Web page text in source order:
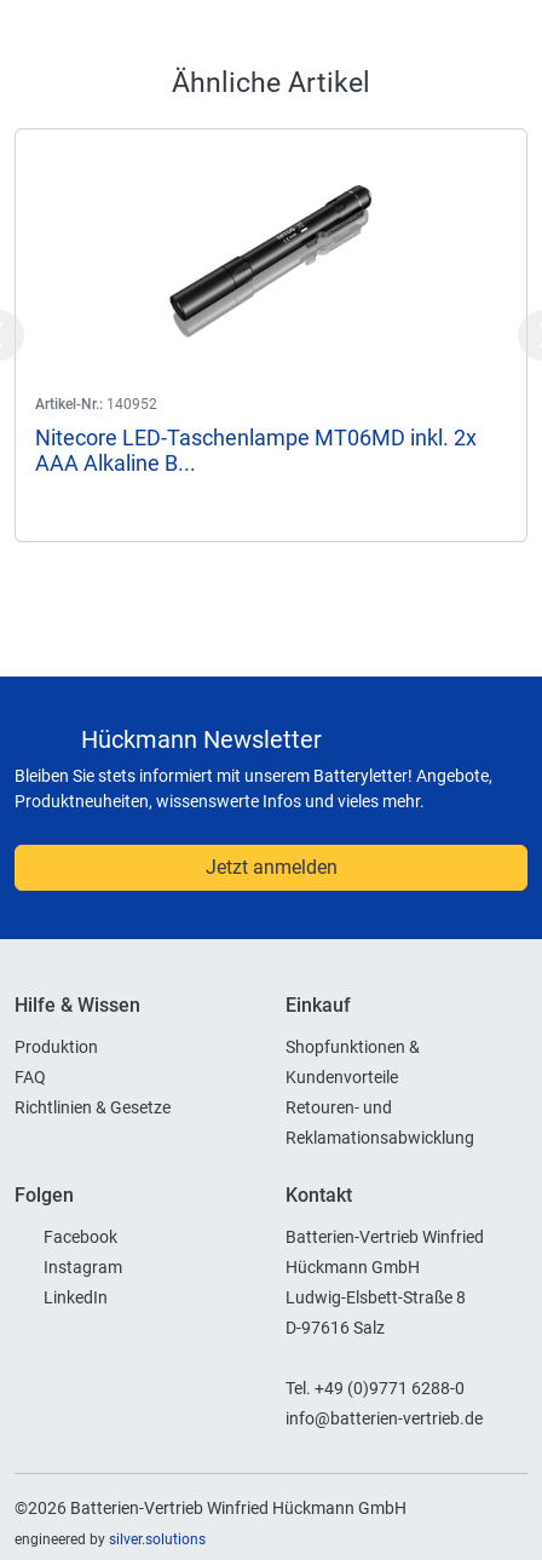
Ähnliche Artikel
Artikel-Nr.: 140952
Nitecore LED-Taschenlampe MT06MD inkl. 2x
AAA Alkaline B...
Hückmann Newsletter
Bleiben Sie stets informiert mit unserem Batteryletter! Angebote,
Produktneuheiten, wissenswerte Infos und vieles mehr.
Jetzt anmelden
Hilfe & Wissen
Produktion
FAQ
Richtlinien & Gesetze
Einkauf
Shopfunktionen &
Kundenvorteile
Retouren- und
Reklamationsabwicklung
Folgen
Facebook
Instagram
LinkedIn
Kontakt
Batterien-Vertrieb Winfried
Hückmann GmbH
Ludwig-Elsbett-Straße 8
D-97616 Salz
Tel. +49 (0)9771 6288-0
info@batterien-vertrieb.de
©2026 Batterien-Vertrieb Winfried Hückmann GmbH
engineered by silver.solutions